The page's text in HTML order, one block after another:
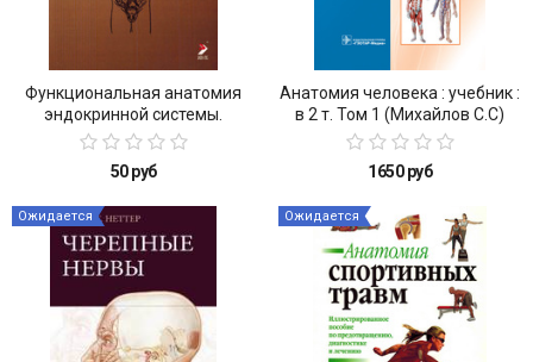
Функциональная анатомия
эндокринной системы.
Учебное пособие (2013 г.)
50 руб
Анатомия человека : учебник :
в 2 т. Том 1 (Михайлов С.С)
1650 руб
Ожидается Ожидается